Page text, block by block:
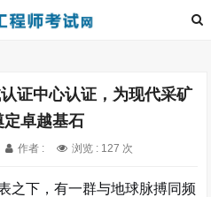
证中心认证，为现代采矿
定卓越基石
作者 : 浏览 : 127 次
之下，有一群与地球脉搏同频